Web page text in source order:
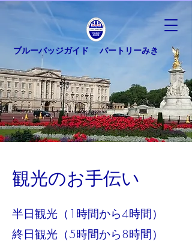
ブルーバッジガイド バートリーみき
観光のお手伝い
半日観光（1時間から4時間）
終日観光（5時間から8時間）